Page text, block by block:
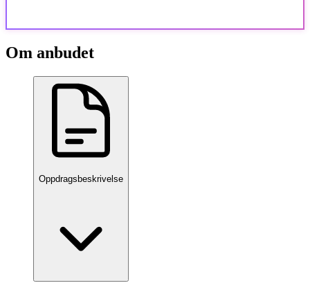
Om anbudet
Oppdragsbeskrivelse